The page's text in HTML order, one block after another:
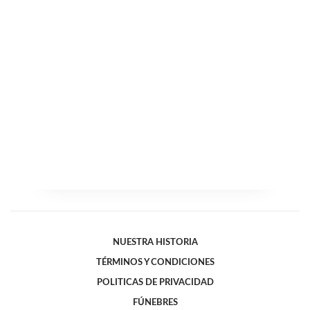
NUESTRA HISTORIA
TÉRMINOS Y CONDICIONES
POLITICAS DE PRIVACIDAD
FÚNEBRES